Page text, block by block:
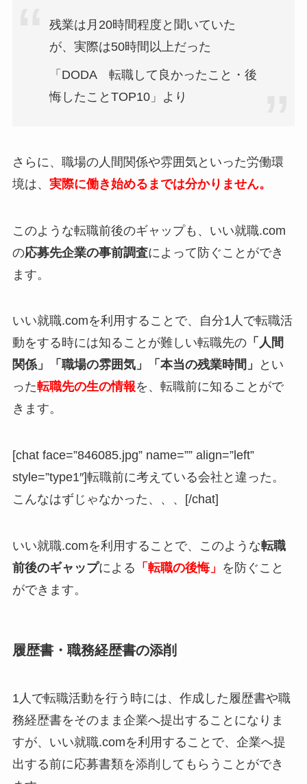
残業は月20時間程度と聞いていた
が、実際は50時間以上だった
「DODA 転職して良かったこと・後
悔したことTOP10」より
さらに、職場の人間関係や雰囲気といった労働環
境は、 実際に働き始めるまでは分かりません。
このような転職前後のギャップも、いい就職.com
の応募先企業の事前調査によって防ぐことができ
ます。
いい就職.comを利用することで、自分1人で転職活
動をする時には知ることが難しい転職先の「人間
関係」
「職場の雰囲気」「本当の残業時間」
とい
った転職先の生の情報を、転職前に知ることがで
きます。
[chat face=”846085.jpg” name=”” align=”left”
style=”type1″]転職前に考えている会社と違った。
こんなはずじゃなかった、、、[/chat]
いい就職.comを利用することで、このような転職
前後のギャップによる 「 転職の後悔」 を防ぐこと
ができます。
履歴書・職務経歴書の添削
1人で転職活動を行う時には、作成した履歴書や職
務経歴書をそのまま企業へ提出することになりま
すが、いい就職.comを利用することで、企業へ提
出する前に応募書類を添削してもらうことができ